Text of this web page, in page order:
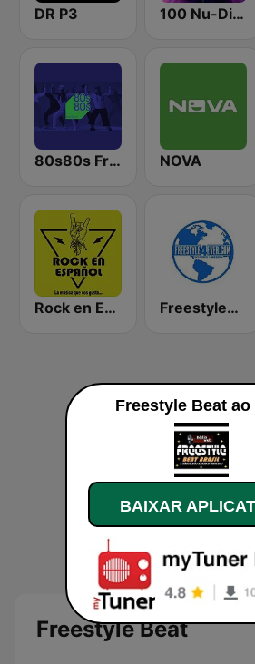
DR P3 100 Nu-Disco Central Radio
80s80s Freestyle NOVA
Rock en Español Radio Freestyle4Ever (F4E)
Freestyle Beat
Freestyle Beat
BAIXAR